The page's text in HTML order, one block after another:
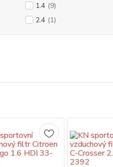
1.4 (9)
2.4 (1)